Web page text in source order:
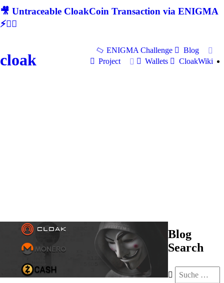
🎥 Untraceable CloakCoin Transaction via ENIGMA
⚡🕵‍♂
cloak
ENIGMA Challenge
Blog
Project
Wallets CloakWiki
Blog
Search